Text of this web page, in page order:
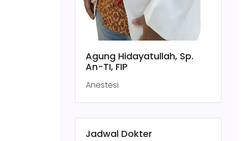
Agung Hidayatullah, Sp.
An-TI, FIP
Anestesi
Jadwal Dokter